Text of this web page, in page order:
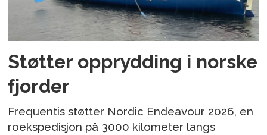
Støtter opprydding i norske
fjorder
Frequentis støtter Nordic Endeavour 2026, en
roekspedisjon på 3000 kilometer langs